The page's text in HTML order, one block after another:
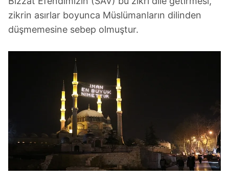
zikrin asırlar boyunca Müslümanların dilinden
düşmemesine sebep olmuştur.